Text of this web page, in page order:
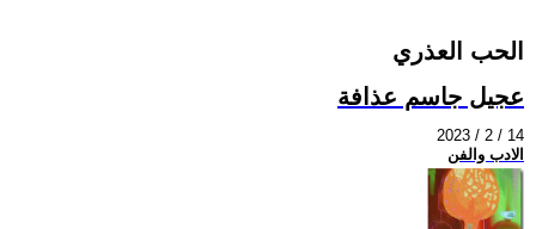
الحب العذري
عجيل جاسم عذافة
2023 / 2 / 14
الادب والفن